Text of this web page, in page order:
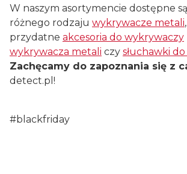
W naszym asortymencie dostępne
różnego rodzaju wykrywacze metali
przydatne akcesoria do wykrywaczy
wykrywacza metali czy słuchawki
Zachęcamy do zapoznania się z
detect.pl!
#blackfriday